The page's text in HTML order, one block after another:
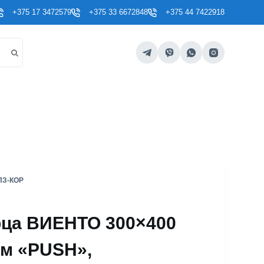
+375 17 3472579 +375 33 6672848 +375 44 7422918
КОР
ВИЕНТО 300×400
«PUSH»,